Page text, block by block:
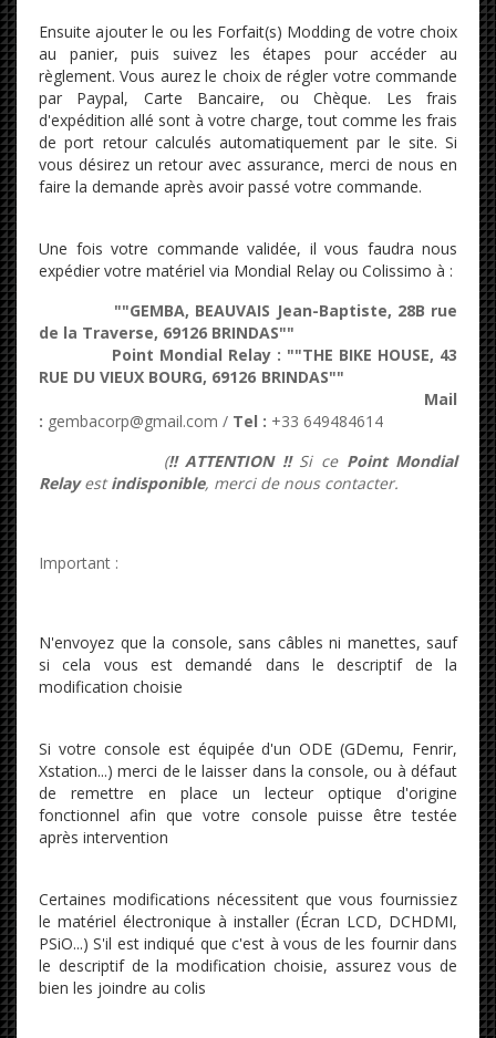
Ensuite ajouter le ou les Forfait(s) Modding de votre choix
au panier, puis suivez les étapes pour accéder au
règlement. Vous aurez le choix de régler votre commande
par Paypal, Carte Bancaire, ou Chèque. Les frais
d'expédition allé sont à votre charge, tout comme les frais
de port retour calculés automatiquement par le site. Si
vous désirez un retour avec assurance, merci de nous en
faire la demande après avoir passé votre commande.
Une fois votre commande validée, il vous faudra nous
expédier votre matériel via Mondial Relay ou Colissimo à :
""GEMBA, BEAUVAIS Jean-Baptiste, 28B rue
de la Traverse, 69126 BRINDAS""
Point Mondial Relay : ""THE BIKE HOUSE, 43
RUE DU VIEUX BOURG, 69126 BRINDAS""
Mail
: gembacorp@gmail.com / Tel : +33 649484614
(!! ATTENTION !!Si ce Point Mondial
Relayestindisponible, merci de nous contacter.
Important :
N'envoyez que la console, sans câbles ni manettes, sauf
si cela vous est demandé dans le descriptif de la
modification choisie
Si votre console est équipée d'un ODE (GDemu, Fenrir,
Xstation...) merci de le laisser dans la console, ou à défaut
de remettre en place un lecteur optique d'origine
fonctionnel afin que votre console puisse être testée
après intervention
Certaines modifications nécessitent que vous fournissiez
le matériel électronique à installer (Écran LCD, DCHDMI,
PSiO...) S'il est indiqué que c'est à vous de les fournir dans
le descriptif de la modification choisie, assurez vous de
bien les joindre au colis